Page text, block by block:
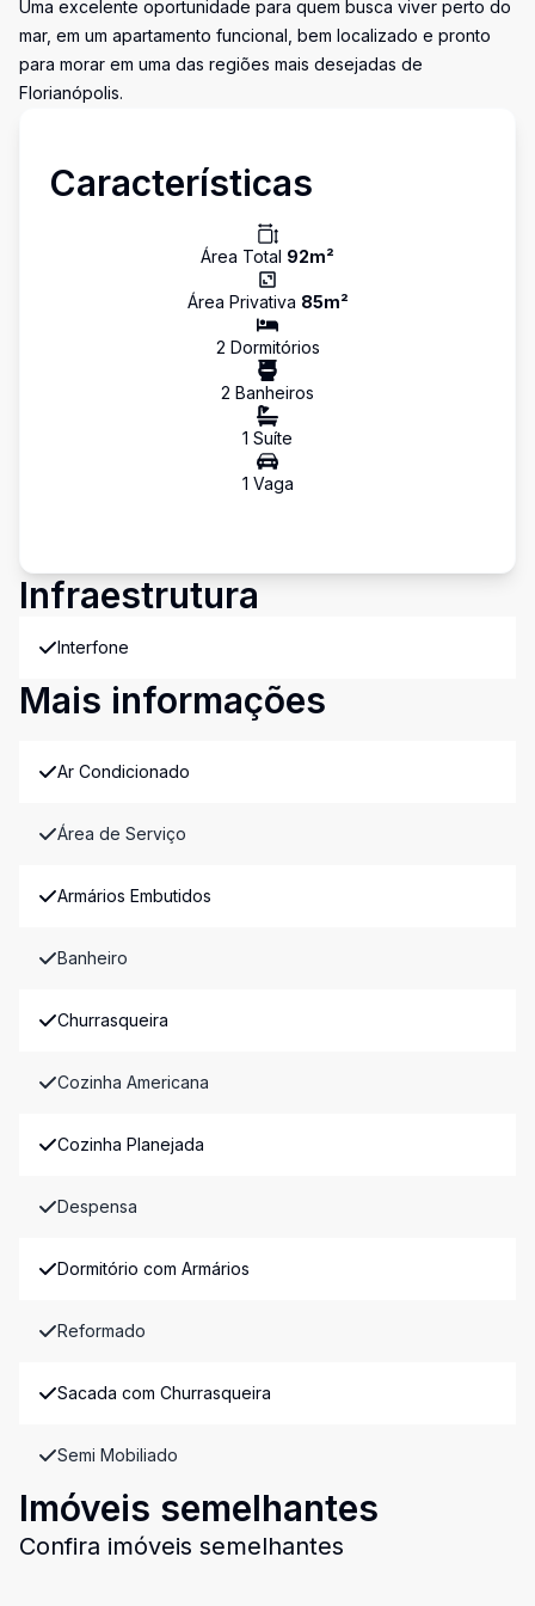
Uma excelente oportunidade para quem busca viver perto do
mar, em um apartamento funcional, bem localizado e pronto
para morar em uma das regiões mais desejadas de
Florianópolis.
Características
Área Total 92m²
Área Privativa 85m²
2 Dormitórios
2 Banheiros
1 Suíte
1 Vaga
Infraestrutura
Interfone
Mais informações
Ar Condicionado
Área de Serviço
Armários Embutidos
Banheiro
Churrasqueira
Cozinha Americana
Cozinha Planejada
Despensa
Dormitório com Armários
Reformado
Sacada com Churrasqueira
Semi Mobiliado
Imóveis semelhantes
Confira imóveis semelhantes